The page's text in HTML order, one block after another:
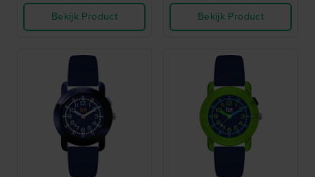
Bekijk Product
Bekijk Product